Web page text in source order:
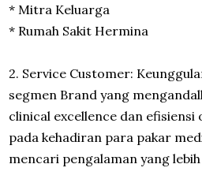
* Mitra Keluarga
* Rumah Sakit Hermina
2. Service Customer:
segmen Brand yang
clinical excellence dan
pada kehadiran para pakar
mencari pengalaman yang